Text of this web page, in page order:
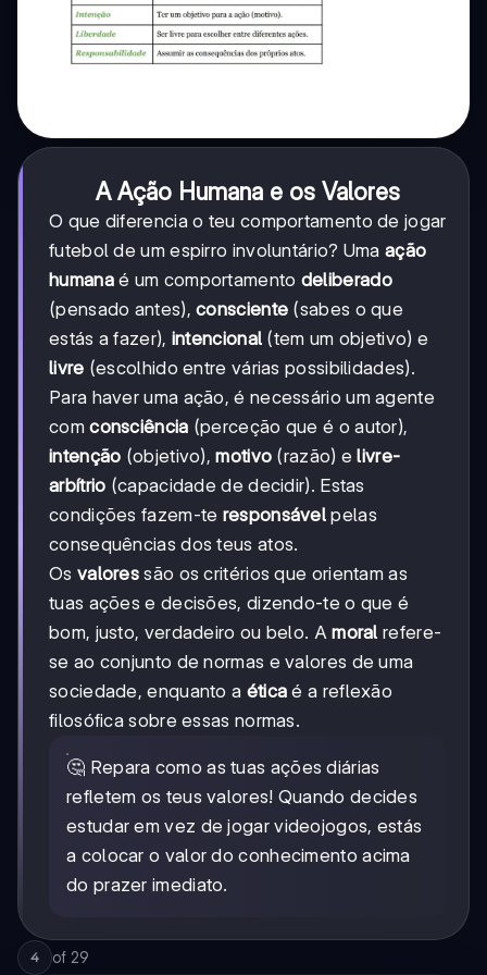
A Ação Humana e os Valores
O que diferencia o teu comportamento de jogar
futebol de um espirro involuntário? Uma ação
humanaé um comportamento deliberado
(pensado antes),consciente (sabes o que
estás a fazer), intencional (tem um objetivo) e
livre (escolhido entre várias possibilidades).
Para haver uma ação, é necessário um agente
comconsciência (perceção que é o autor),
intenção (objetivo),motivo (razão) elivre-
arbítrio (capacidade de decidir). Estas
condições fazem-te responsável pelas
consequências dos teus atos.
Os valores são os critérios que orientam as
tuas ações e decisões, dizendo-te o que é
bom, justo, verdadeiro ou belo. Amoral refere-
se ao conjunto de normas e valores de uma
sociedade, enquanto a ética é a reflexão
filosófica sobre essas normas.
🤔 Repara como as tuas ações diárias
refletem os teus valores! Quando decides
estudar em vez de jogar videojogos, estás
a colocar o valor do conhecimento acima
do prazer imediato.
4 of 29